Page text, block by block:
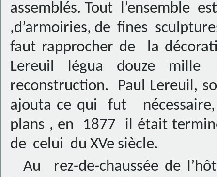
assemblés. Tout l’ensemble
,d’armoiries, de fines
faut rapprocher de la
Lereuil légua douze
reconstruction. Paul Lereuil,
ajouta ce qui fut
plans , en 1877 il était
de celui du XVe siècle.
Au rez-de-chaussée de